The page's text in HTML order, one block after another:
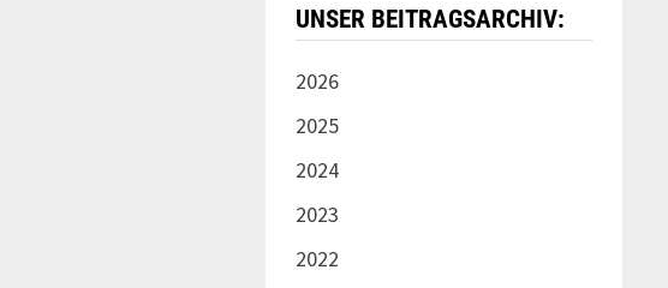
UNSER BEITRAGSARCHIV:
2026
2025
2024
2023
2022